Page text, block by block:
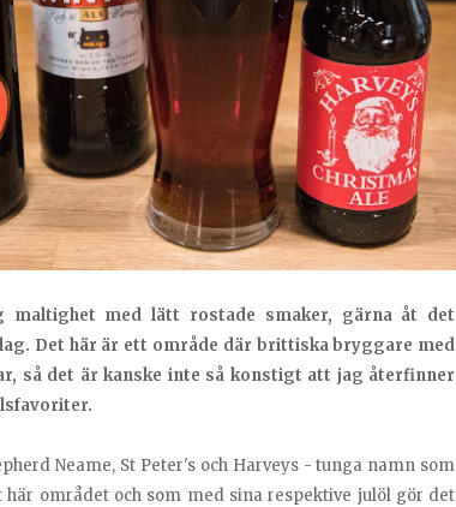
maltighet med lätt rostade smaker, gärna åt det
Det här är ett område där brittiska bryggare med
så det är kanske inte så konstigt att jag återfinner
Neame, St Peter's och Harveys - tunga namn som
området och som med sina respektive julöl gör det